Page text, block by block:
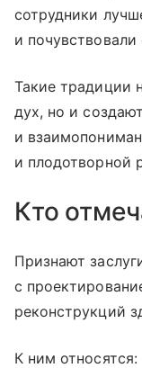
сотрудники
и
Такие традиции
дух, но и
и
и плодотворной
Кто
Признают
с
реконструкций
К ним относятся: